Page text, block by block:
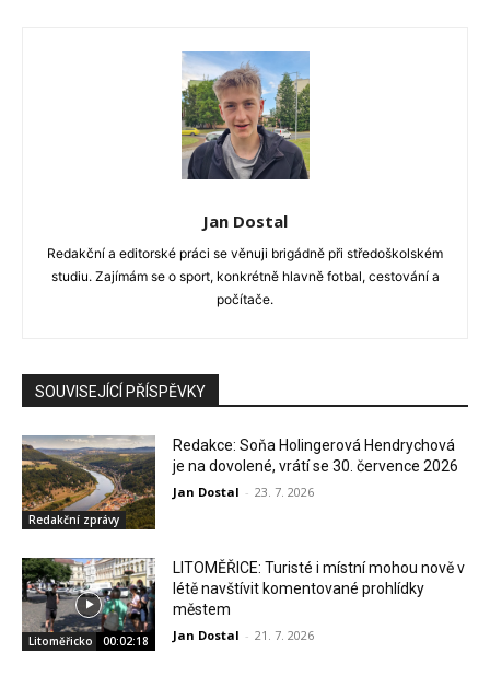
Jan Dostal
Redakční a editorské práci se věnuji brigádně při středoškolském
studiu. Zajímám se o sport, konkrétně hlavně fotbal, cestování a
počítače.
SOUVISEJÍCÍ PŘÍSPĚVKY
Redakční zprávy
Redakce: Soňa Holingerová Hendrychová
je na dovolené, vrátí se 30. července 2026
Jan Dostal - 23. 7. 2026
Litoměřicko 00:02:18
LITOMĚŘICE: Turisté i místní mohou nově v
létě navštívit komentované prohlídky
městem
Jan Dostal - 21. 7. 2026